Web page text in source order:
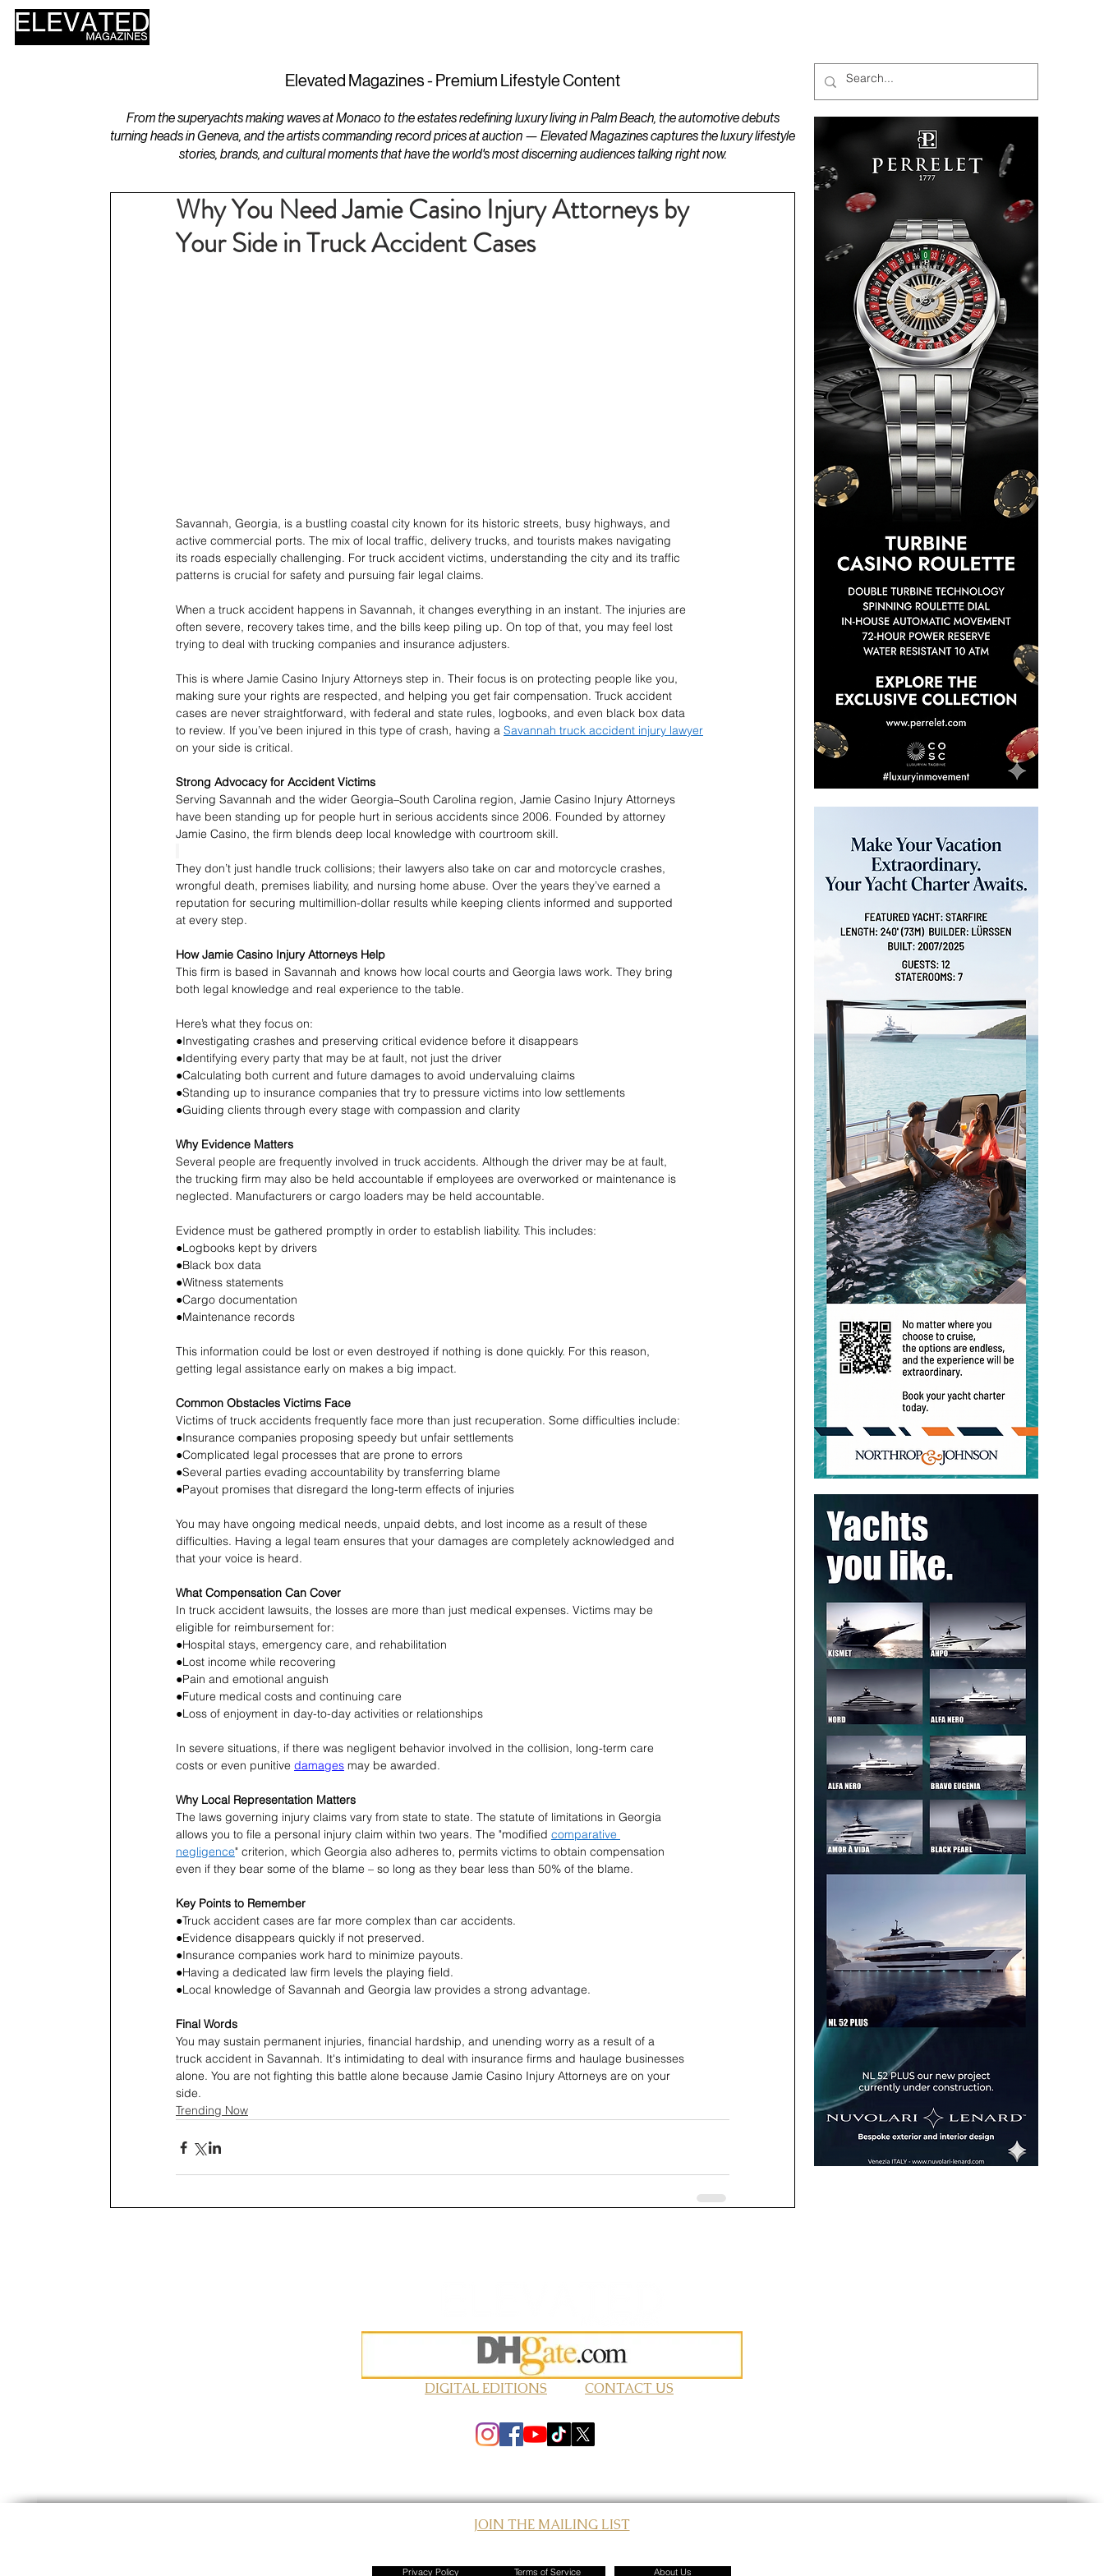
Elevated Magazines - Premium Lifestyle Content
From the superyachts making waves at Monaco to the estates redefining luxury living in Palm Beach, the automotive debuts
turning heads in Geneva, and the artists commanding record prices at auction — Elevated Magazines captures the luxury lifestyle
stories, brands, and cultural moments that have the world's most discerning audiences talking right now.
Why You Need Jamie Casino Injury Attorneys by
Your Side in Truck Accident Cases
Savannah, Georgia, is a bustling coastal city known for its historic streets, busy highways, and
active commercial ports. The mix of local traffic, delivery trucks, and tourists makes navigating
its roads especially challenging. For truck accident victims, understanding the city and its traffic
patterns is crucial for safety and pursuing fair legal claims.
When a truck accident happens in Savannah, it changes everything in an instant. The injuries are
often severe, recovery takes time, and the bills keep piling up. On top of that, you may feel lost
trying to deal with trucking companies and insurance adjusters.
This is where Jamie Casino Injury Attorneys step in. Their focus is on protecting people like you,
making sure your rights are respected, and helping you get fair compensation. Truck accident
cases are never straightforward, with federal and state rules, logbooks, and even black box data
to review. If you’ve been injured in this type of crash, having a Savannah truck accident injury lawyer
on your side is critical.
Strong Advocacy for Accident Victims
Serving Savannah and the wider Georgia–South Carolina region, Jamie Casino Injury Attorneys
have been standing up for people hurt in serious accidents since 2006. Founded by attorney
Jamie Casino, the firm blends deep local knowledge with courtroom skill.
They don’t just handle truck collisions; their lawyers also take on car and motorcycle crashes,
wrongful death, premises liability, and nursing home abuse. Over the years they’ve earned a
reputation for securing multimillion-dollar results while keeping clients informed and supported
at every step.
How Jamie Casino Injury Attorneys Help
This firm is based in Savannah and knows how local courts and Georgia laws work. They bring
both legal knowledge and real experience to the table.
Here’s what they focus on:
●Investigating crashes and preserving critical evidence before it disappears
●Identifying every party that may be at fault, not just the driver
●Calculating both current and future damages to avoid undervaluing claims
●Standing up to insurance companies that try to pressure victims into low settlements
●Guiding clients through every stage with compassion and clarity
Why Evidence Matters
Several people are frequently involved in truck accidents. Although the driver may be at fault,
the trucking firm may also be held accountable if employees are overworked or maintenance is
neglected. Manufacturers or cargo loaders may be held accountable.
Evidence must be gathered promptly in order to establish liability. This includes:
●Logbooks kept by drivers
●Black box data
●Witness statements
●Cargo documentation
●Maintenance records
This information could be lost or even destroyed if nothing is done quickly. For this reason,
getting legal assistance early on makes a big impact.
Common Obstacles Victims Face
Victims of truck accidents frequently face more than just recuperation. Some difficulties include:
●Insurance companies proposing speedy but unfair settlements
●Complicated legal processes that are prone to errors
●Several parties evading accountability by transferring blame
●Payout promises that disregard the long-term effects of injuries
You may have ongoing medical needs, unpaid debts, and lost income as a result of these
difficulties. Having a legal team ensures that your damages are completely acknowledged and
that your voice is heard.
What Compensation Can Cover
In truck accident lawsuits, the losses are more than just medical expenses. Victims may be
eligible for reimbursement for:
●Hospital stays, emergency care, and rehabilitation
●Lost income while recovering
●Pain and emotional anguish
●Future medical costs and continuing care
●Loss of enjoyment in day-to-day activities or relationships
In severe situations, if there was negligent behavior involved in the collision, long-term care
costs or even punitive damages may be awarded.
Why Local Representation Matters
The laws governing injury claims vary from state to state. The statute of limitations in Georgia
allows you to file a personal injury claim within two years. The "modified comparative
negligence" criterion, which Georgia also adheres to, permits victims to obtain compensation
even if they bear some of the blame – so long as they bear less than 50% of the blame.
Key Points to Remember
●Truck accident cases are far more complex than car accidents.
●Evidence disappears quickly if not preserved.
●Insurance companies work hard to minimize payouts.
●Having a dedicated law firm levels the playing field.
●Local knowledge of Savannah and Georgia law provides a strong advantage.
Final Words
You may sustain permanent injuries, financial hardship, and unending worry as a result of a
truck accident in Savannah. It's intimidating to deal with insurance firms and haulage businesses
alone. You are not fighting this battle alone because Jamie Casino Injury Attorneys are on your
side.
Trending Now
DIGITAL EDITIONS CONTACT US
JOIN THE MAILING LIST
Privacy Policy Terms of Service About Us